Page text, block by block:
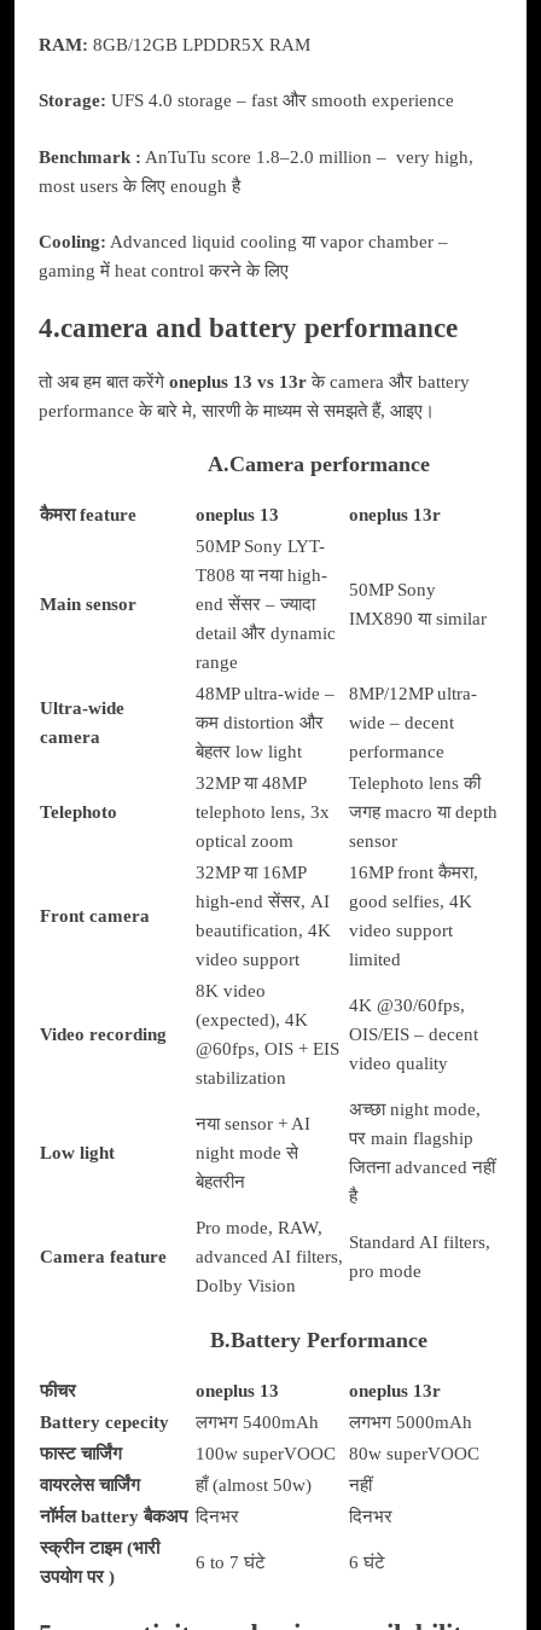
RAM: 8GB/12GB LPDDR5X RAM
Storage: UFS 4.0 storage – fast और smooth experience
Benchmark : AnTuTu score 1.8–2.0 million – very high,
most users के लिए enough है
Cooling: Advanced liquid cooling या vapor chamber –
gaming में heat control करने के लिए
4.camera and battery performance
तो अब हम बात करेंगे oneplus 13 vs 13rके camera और battery
performance के बारे मे, सारणी के माध्यम से समझते हैं, आइए।
A.Camera performance
कैमरा feature oneplus 13 oneplus 13r
Main sensor
50MP Sony LYT-
T808 या नया high-
end सेंसर – ज्यादा
detail और dynamic
range
50MP Sony
IMX890 या similar
Ultra-wide
camera
48MP ultra-wide –
कम distortion और
बेहतर low light
8MP/12MP ultra-
wide – decent
performance
Telephoto
32MP या 48MP
telephoto lens, 3x
optical zoom
Telephoto lens की
जगह macro या depth
sensor
Front camera
32MP या 16MP
high-end सेंसर, AI
beautification, 4K
video support
16MP front कैमरा,
good selfies, 4K
video support
limited
Video recording
8K video
(expected), 4K
@60fps, OIS + EIS
stabilization
4K @30/60fps,
OIS/EIS – decent
video quality
Low light
नया sensor + AI
night mode से
बेहतरीन
अच्छा night mode,
पर main flagship
जितना advanced नहीं
है
Camera feature
Pro mode, RAW,
advanced AI filters,
Dolby Vision
Standard AI filters,
pro mode
B.Battery Performance
फीचर oneplus 13
oneplus 13r
Battery cepecity
लगभग 5400mAh
लगभग 5000mAh
फास्ट चार्जिंग
100w superVOOC
80w superVOOC
वायरलेस चार्जिंग
हाँ (almost 50w)
नहीं
नॉर्मल battery बैकअप दिनभर
दिनभर
स्क्रीन टाइम (भारी
उपयोग पर )
6 to 7 घंटे 6 घंटे